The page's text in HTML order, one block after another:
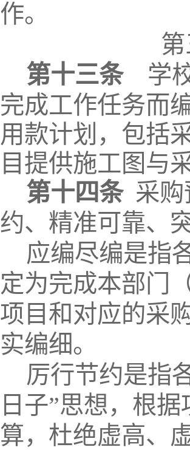
作。
第十三条
学
完成工作任务而
用款计划，包括
目提供施工图与
第十四条 采
约、精准可靠、
应编尽编是指
定为完成本部门
项目和对应的采
实编细。
厉行节约是指
日子”思想，根据
算，杜绝虚高、